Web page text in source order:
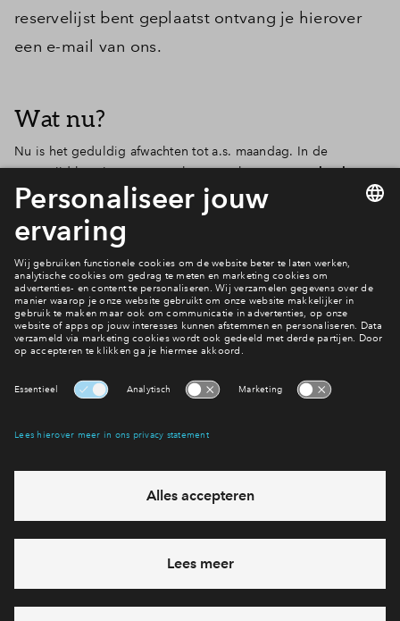
reservelijst bent geplaatst ontvang je hierover
een e-mail van ons.
Wat nu?
Nu is het geduldig afwachten tot a.s. maandag. In de
tussentijd lees je meer over het vervolgproces vanhet kopen
van een woning. Ook kun je alvast dromen over hoe jij je
nieuwe woning gaat inrichten of welke kleur de muren
worden.
Lees het magazine
Heb je een vraag en wil je direct antwoord? Bel ons op
feestdagen)
vandaag gesloten, maandag zijn we vanaf
bereikbaar
via telefoon